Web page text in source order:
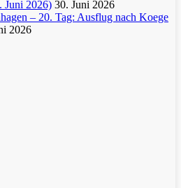
Juni 2026) 30. Juni 2026
– 20. Tag: Ausflug nach Koege
2026